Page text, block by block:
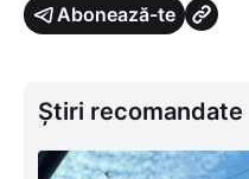
Abonează-te
Știri recomandate